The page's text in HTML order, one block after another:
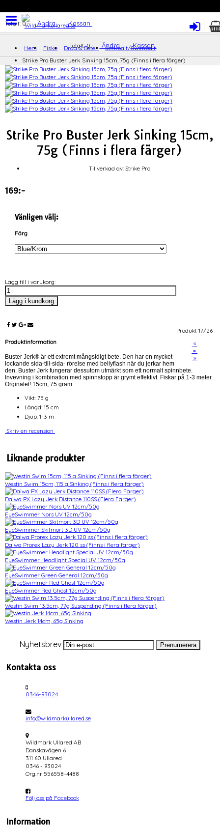
Totalt:0:- Ändra Kassan
Totalt:0:- Ändra Kassan
Hem Fiske Drag & Beten
Jerkbait/Swimbait
Strike Pro Buster Jerk Sinking 15cm, 75g (Finns i flera färger)
Strike Pro Buster Jerk Sinking 15cm,
75g (Finns i flera färger)
Tillverkad av: Strike Pro
169:-
Vänligen välj:
Färg
Lägg till i varukorg:
Produkt 17/26
«
=
»
Produktinformation
Buster Jerk® är ett extremt mångsidigt bete. Den har en mycket
lockande sida-till-sida- rörelse med bellyflash när du jerkar hem
den. Buster Jerk fungerar dessutom utmärkt som ett normalt spinnbete.
Invevning i kombination med spinnstopp är grymt effektivt. Fiskar på 1-3 meter.
Orginalet! 15cm, 75 gram.
Vikt: 75 g
Längd: 15 cm
Djup: 1-3 m
Skriv en recension
Liknande produkter
Westin Swim 15cm, 115 g Sinking (Finns i flera färger)
Daiwa PX Lazy Jerk Distance 110SS (Flera Färger)
EyeSwimmer Nors UV 12cm/50g
EyeSwimmer Skitmört 3D UV 12cm/50g
Daiwa Prorex Lazy Jerk 120 ss (Finns i flera färger)
EyeSwimmer Headlight Special UV 12cm/50g
EyeSwimmer Green General 12cm/50g
EyeSwimmer Red Ghost 12cm/50g
Westin Swim 13.5cm, 77g Suspending (Finns i flera färger)
Westin Jerk 14cm, 65g Sinking
Nyhetsbrev
Kontakta oss
0346-93024
info@wildmarkullared.se
Wildmark Ullared AB
Danskavägen 6
311 60 Ullared
0346 - 93024
Org.nr 556558-4488
Följ oss på Facebook
Information